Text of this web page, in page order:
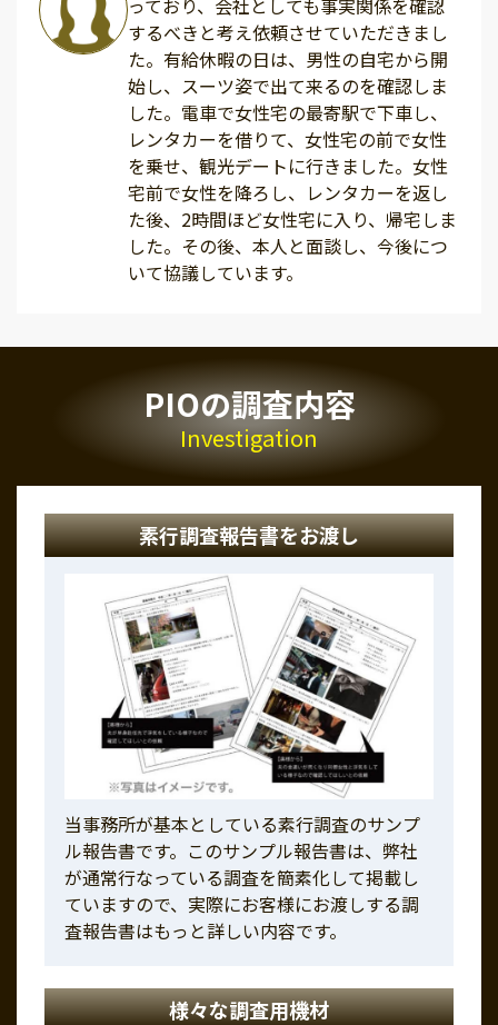
っており、会社としても事実関係を確認
するべきと考え依頼させていただきまし
た。有給休暇の日は、男性の自宅から開
始し、スーツ姿で出て来るのを確認しま
した。電車で女性宅の最寄駅で下車し、
レンタカーを借りて、女性宅の前で女性
を乗せ、観光デートに行きました。女性
宅前で女性を降ろし、レンタカーを返し
た後、2時間ほど女性宅に入り、帰宅しま
した。その後、本人と面談し、今後につ
いて協議しています。
PIOの調査内容
Investigation
素行調査報告書をお渡し
当事務所が基本としている素行調査のサンプ
ル報告書です。このサンプル報告書は、弊社
が通常行なっている調査を簡素化して掲載し
ていますので、実際にお客様にお渡しする調
査報告書はもっと詳しい内容です。
様々な調査用機材